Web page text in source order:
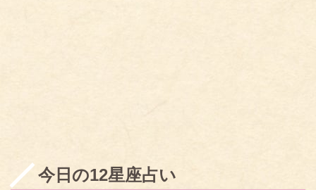
今日の12星座占い